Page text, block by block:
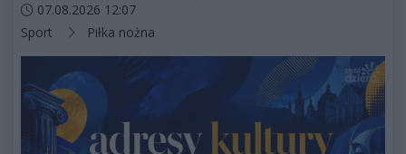
Data dodania artykułu:
07.08.2026 12:07
Kategorie artykułu:
Sport Piłka nożna